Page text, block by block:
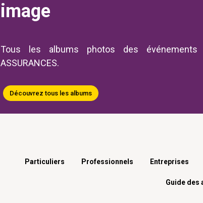
image
Tous les albums photos des événements
ASSURANCES.
Découvrez tous les albums
Particuliers Professionnels Entreprises
Guide des